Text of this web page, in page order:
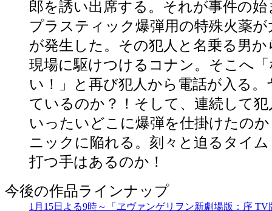
郎を誘い出席する。それが事件の
プラスティック爆弾用の特殊火薬
が発生した。その犯人と名乗る男
現場に駆けつけるコナン。そこへ
い！」と再び犯人から電話が入る
ているのか？！そして、連続して
いったいどこに爆弾を仕掛けたの
ニックに陥れる。刻々と迫るタイ
打つ手はあるのか！
今後の作品ラインナップ
1月15日よる9時～「ヱヴァンゲリヲン新劇場版：序 TV